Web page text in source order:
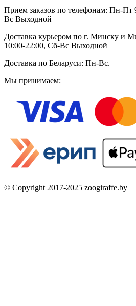
Прием заказов по телефонам: Пн-Пт
Вс Выходной
Доставка курьером по г. Минску и
10:00-22:00, Сб-Вс Выходной
Доставка по Беларуси: Пн-Вс.
Мы принимаем:
© Copyright 2017-2025 zoogiraffe.by